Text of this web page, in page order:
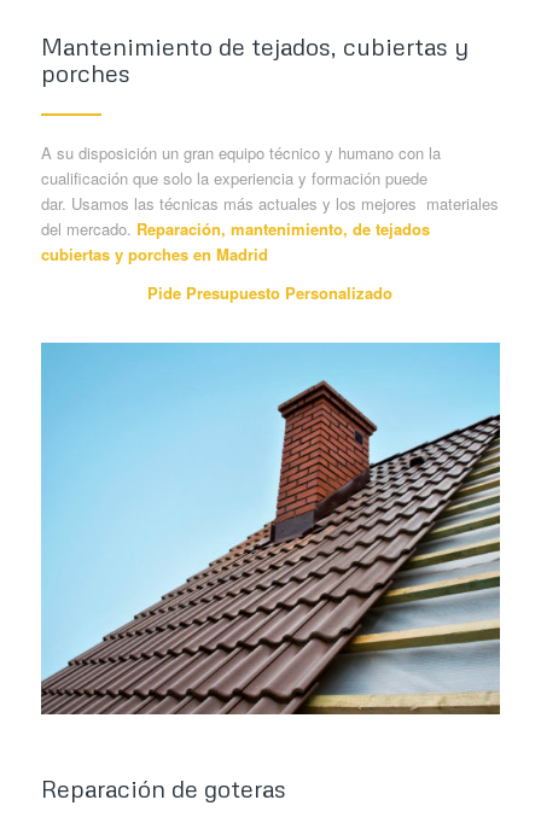
Mantenimiento de tejados, cubiertas y
porches
A su disposición un gran equipo técnico y humano con la
cualificación que solo la experiencia y formación puede
dar. Usamos las técnicas más actuales y los mejores materiales
del mercado. Reparación, mantenimiento, de tejados
cubiertas y porches en Madrid
Pide Presupuesto Personalizado
Reparación de goteras